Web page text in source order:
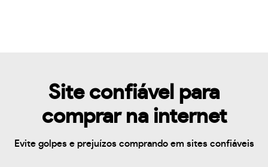
Site confiável para
comprar na internet
Evite golpes e prejuízos comprando em sites confiáveis